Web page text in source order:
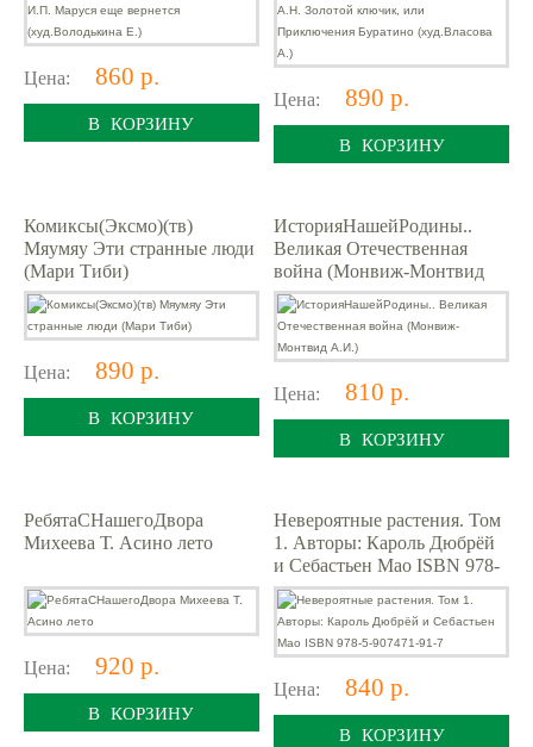
Цена: 860 р.
В КОРЗИНУ
Цена: 890 р.
В КОРЗИНУ
Комиксы(Эксмо)(тв)
Мяумяу Эти странные люди
(Мари Тиби)
Цена: 890 р.
В КОРЗИНУ
ИсторияНашейРодины..
Великая Отечественная
война (Монвиж-Монтвид
А.И.)
Цена: 810 р.
В КОРЗИНУ
РебятаСНашегоДвора
Михеева Т. Асино лето
Цена: 920 р.
В КОРЗИНУ
Невероятные растения. Том
1. Авторы: Кароль Дюбрёй
и Себастьен Мао ISBN 978-
5-907471-91-7
Цена: 840 р.
В КОРЗИНУ